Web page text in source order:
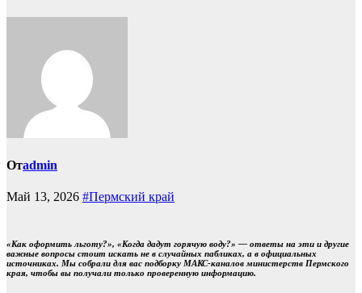
Отadmin
Май 13, 2026 #Пермский край
«Как оформить льготу?», «Когда дадут горячую воду?» — ответы на эти и другие
важные вопросы стоит искать не в случайных пабликах, а в официальных
источниках. Мы собрали для вас подборку МАКС-каналов министерств Пермского
края, чтобы вы получали только проверенную информацию.